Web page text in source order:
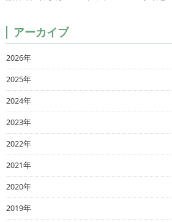
アーカイブ
2026年
2025年
2024年
2023年
2022年
2021年
2020年
2019年